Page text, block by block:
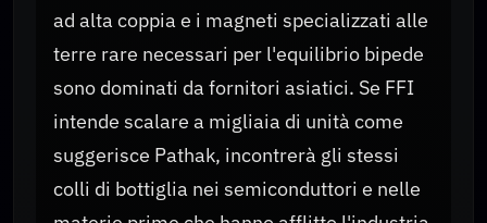
ad alta coppia e i magneti specializzati alle
terre rare necessari per l'equilibrio bipede
sono dominati da fornitori asiatici. Se FFI
intende scalare a migliaia di unità come
suggerisce Pathak, incontrerà gli stessi
colli di bottiglia nei semiconduttori e nelle